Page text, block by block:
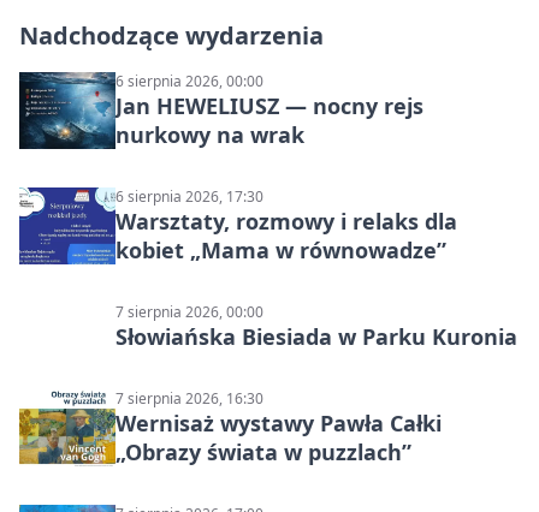
Nadchodzące wydarzenia
6 sierpnia 2026, 00:00
Jan HEWELIUSZ — nocny rejs
nurkowy na wrak
6 sierpnia 2026, 17:30
Warsztaty, rozmowy i relaks dla
kobiet „Mama w równowadze”
7 sierpnia 2026, 00:00
Słowiańska Biesiada w Parku Kuronia
7 sierpnia 2026, 16:30
Wernisaż wystawy Pawła Całki
„Obrazy świata w puzzlach”